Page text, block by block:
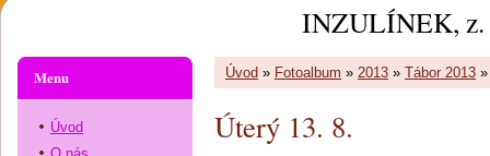
INZULÍNEK, z.
Úvod » Fotoalbum » 2013 » Tábor 2013
Úterý 13. 8.
Menu
Úvod